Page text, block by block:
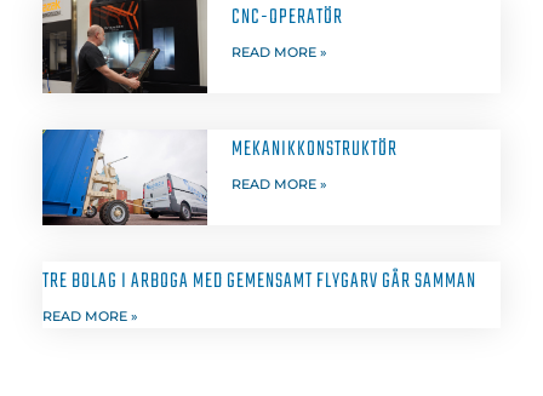
CNC-OPERATÖR
READ MORE »
MEKANIKKONSTRUKTÖR
READ MORE »
TRE BOLAG I ARBOGA MED GEMENSAMT FLYGARV GÅR SAMMAN
READ MORE »